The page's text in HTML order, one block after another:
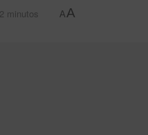
minutos AA